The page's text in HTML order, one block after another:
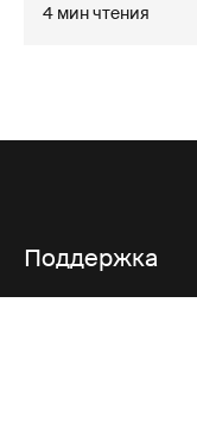
4 мин чтения
Поддержка